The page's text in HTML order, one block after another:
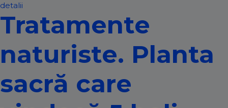
detalii
Tratamente
naturiste. Planta
sacră care